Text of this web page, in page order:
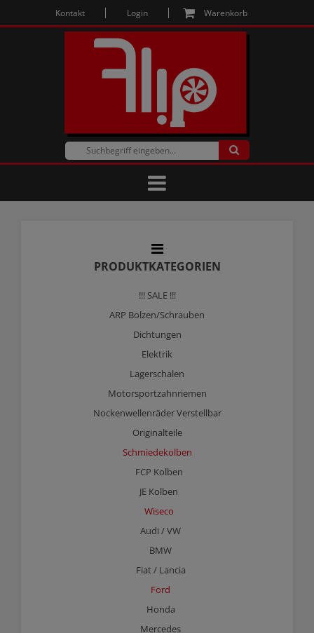
Kontakt Login Warenkorb
PRODUKTKATEGORIEN
!!! SALE !!!
ARP Bolzen/Schrauben
Dichtungen
Elektrik
Lagerschalen
Motorsportzahnriemen
Nockenwellenräder Verstellbar
Originalteile
Schmiedekolben
FCP Kolben
JE Kolben
Wiseco
Audi / VW
BMW
Fiat / Lancia
Ford
Honda
Mercedes